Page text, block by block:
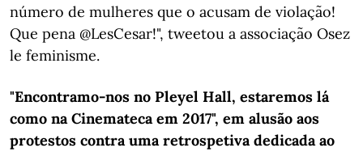
número de mulheres que o acusam de violação!
Que pena @LesCesar!", tweetou a associação Osez
le feminisme.
"Encontramo-nos no Pleyel Hall, estaremos lá
como na Cinemateca em 2017", em alusão aos
protestos contra uma retrospetiva dedicada ao